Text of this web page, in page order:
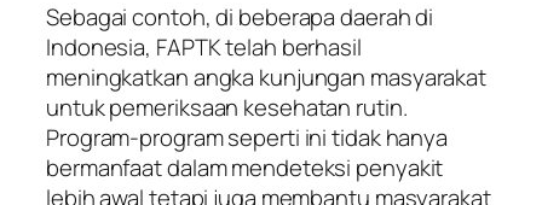
Sebagai contoh, di beberapa daerah di
Indonesia, FAPTK telah berhasil
meningkatkan angka kunjungan masyarakat
untuk pemeriksaan kesehatan rutin.
Program-program seperti ini tidak hanya
bermanfaat dalam mendeteksi penyakit
lebih awal tetapi juga membantu masyarakat